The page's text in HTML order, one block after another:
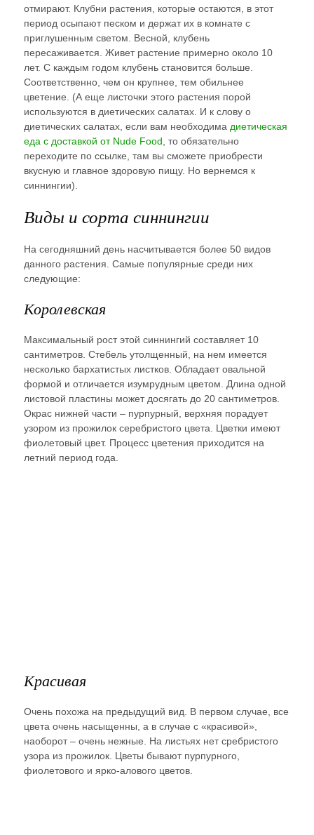
отмирают. Клубни растения, которые остаются, в этот
период осыпают песком и держат их в комнате с
приглушенным светом. Весной, клубень
пересаживается. Живет растение примерно около 10
лет. С каждым годом клубень становится больше.
Соответственно, чем он крупнее, тем обильнее
цветение. (А еще листочки этого растения порой
используются в диетических салатах. И к слову о
диетических салатах, если вам необходима диетическая
еда с доставкой от Nude Food , то обязательно
переходите по ссылке, там вы сможете приобрести
вкусную и главное здоровую пищу. Но вернемся к
синнингии).
Виды и сорта синнингии
На сегодняшний день насчитывается более 50 видов
данного растения. Самые популярные среди них
следующие:
Королевская
Максимальный рост этой синнингий составляет 10
сантиметров. Стебель утолщенный, на нем имеется
несколько бархатистых листков. Обладает овальной
формой и отличается изумрудным цветом. Длина одной
листовой пластины может досягать до 20 сантиметров.
Окрас нижней части – пурпурный, верхняя порадует
узором из прожилок серебристого цвета. Цветки имеют
фиолетовый цвет. Процесс цветения приходится на
летний период года.
Красивая
Очень похожа на предыдущий вид. В первом случае, все
цвета очень насыщенны, а в случае с «красивой»,
наоборот – очень нежные. На листьях нет сребристого
узора из прожилок. Цветы бывают пурпурного,
фиолетового и ярко-алового цветов.